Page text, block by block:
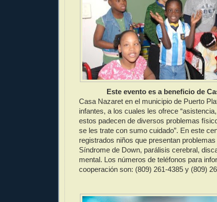
Este evento es a beneficio de
Casa Nazaret en el municipio de Puerto
infantes, a los cuales les ofrece
estos padecen de diversos problemas
se les trate con sumo cuidado”. En este
registrados niños que presentan
Síndrome de Down, parálisis cerebral,
mental. Los números de teléfonos para
cooperación son: (809) 261-4385 y (809)